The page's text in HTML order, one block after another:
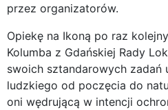
przez organizatorów.
Opiekę na Ikoną po raz
Kolumba z Gdańskiej Rady
swoich sztandarowych zadań
ludzkiego od poczęcia do
oni wędrującą w intencji